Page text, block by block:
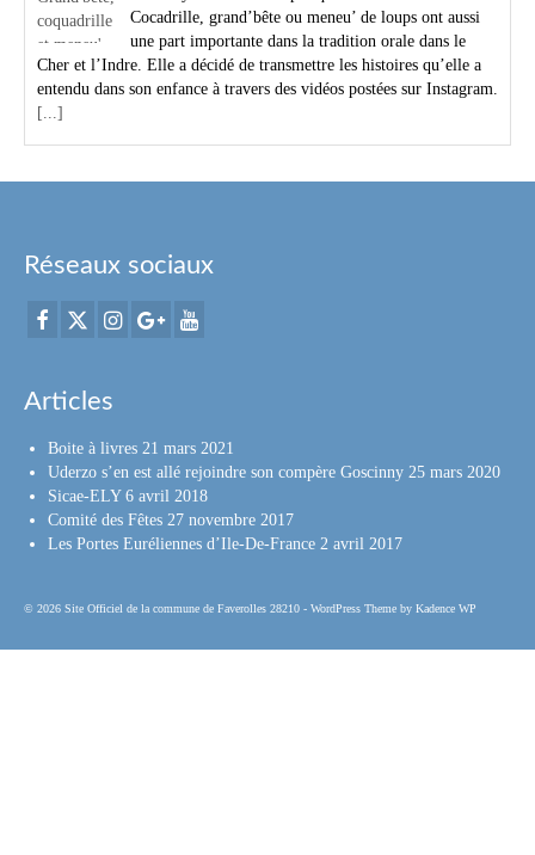
Cocadrille, grand’bête ou meneu’ de loups ont aussi
une part importante dans la tradition orale dans le
Cher et l’Indre. Elle a décidé de transmettre les histoires qu’elle a
entendu dans son enfance à travers des vidéos postées sur Instagram.
[...]
Réseaux sociaux
Articles
Boite à livres 21 mars 2021
Uderzo s’en est allé rejoindre son compère Goscinny 25 mars 2020
Sicae-ELY 6 avril 2018
Comité des Fêtes 27 novembre 2017
Les Portes Euréliennes d’Ile-De-France 2 avril 2017
© 2026 Site Officiel de la commune de Faverolles 28210 - WordPress Theme by Kadence WP